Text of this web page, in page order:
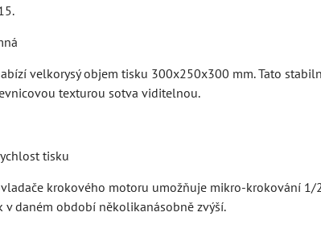
velkorysý objem tisku 300x250x300 mm. Tato
texturou sotva viditelnou.
tisku
krokového motoru umožňuje mikro-krokování
v daném období několikanásobně zvýší.